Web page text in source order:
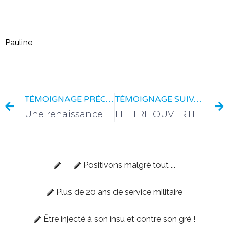
Pauline
TÉMOIGNAGE PRÉCÉDENT
Une renaissance à l’aube d’un nouveau monde
TÉMOIGNAGE SUIVANT
LETTRE OUVERTE D’UN SUSPENDU, le 1er octobre 2021
Positivons malgré tout ...
Plus de 20 ans de service militaire
Être injecté à son insu et contre son gré !